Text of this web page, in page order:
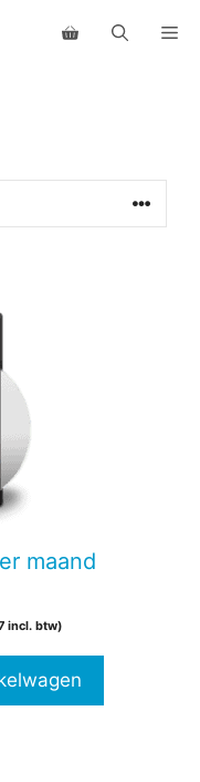
maand
incl. btw)